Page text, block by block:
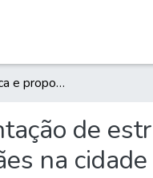
Viabilidade técnica e proposição de implantação de estrutura cicloviária em trecho da avenida Antônio Carlos Magalhães na cidade de Barreiras.
de
na